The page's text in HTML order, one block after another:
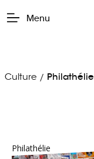
Menu
Culture / Philathélie
Philathélie